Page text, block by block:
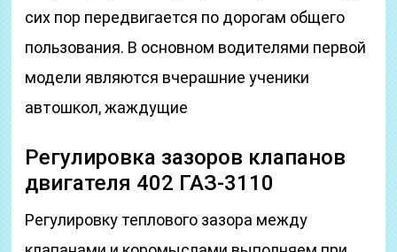
сих пор передвигается по дорогам общего
пользования. В основном водителями первой
модели являются вчерашние ученики
автошкол, жаждущие
Регулировка зазоров клапанов
двигателя 402 ГАЗ-3110
Регулировку теплового зазора между